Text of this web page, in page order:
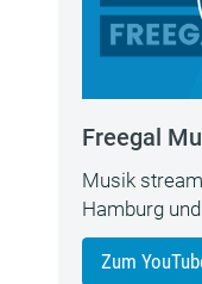
Freegal
Musik
Hamburg und
Zum